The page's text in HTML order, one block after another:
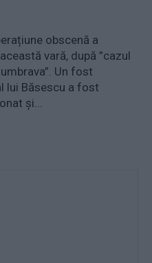
obscenă a
vară, după ”cazul
Un fost
lui Băsescu a fost
și...